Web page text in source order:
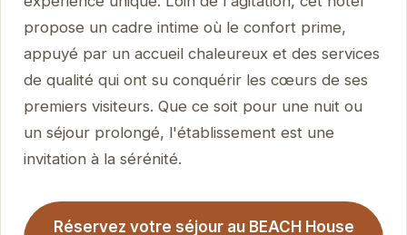
propose un cadre intime où le confort prime,
appuyé par un accueil chaleureux et des services
de qualité qui ont su conquérir les cœurs de ses
premiers visiteurs. Que ce soit pour une nuit ou
un séjour prolongé, l'établissement est une
invitation à la sérénité.
Réservez votre séjour au BEACH House